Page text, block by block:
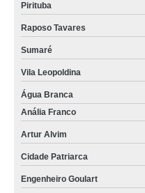
Pirituba
Raposo Tavares
Sumaré
Vila Leopoldina
Água Branca
Anália Franco
Artur Alvim
Cidade Patriarca
Engenheiro Goulart